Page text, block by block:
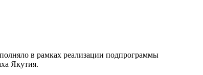
в рамках реализации подпрограммы
Якутия.